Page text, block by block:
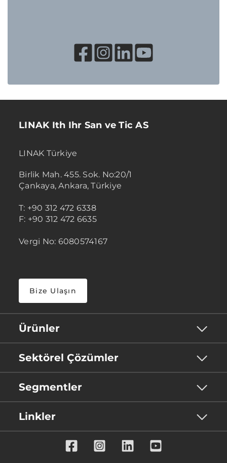
LINAK Ith Ihr San ve Tic AS
LINAK Türkiye
Birlik Mah. 455. Sok. No:20/1
Çankaya, Ankara, Türkiye
T: +90 312 472 6338
F: +90 312 472 6635
Vergi No: 6080574167
Bize Ulaşın
Ürünler
Sektörel Çözümler
Segmentler
Linkler